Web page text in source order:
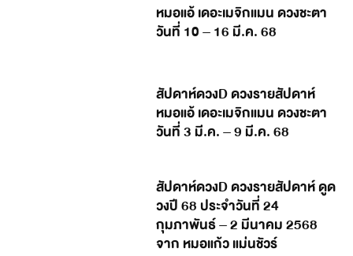
หมอแอ้ เดอะเมจิกแมน ดวงชะตา
วันที่ 10 – 16 มี.ค. 68
สัปดาห์ดวงD ดวงรายสัปดาห์
หมอแอ้ เดอะเมจิกแมน ดวงชะตา
วันที่ 3 มี.ค. – 9 มี.ค. 68
สัปดาห์ดวงD ดวงรายสัปดาห์ ดูด
วงปี 68 ประจำวันที่ 24
กุมภาพันธ์ – 2 มีนาคม 2568
จาก หมอแก้ว แม่นชัวร์